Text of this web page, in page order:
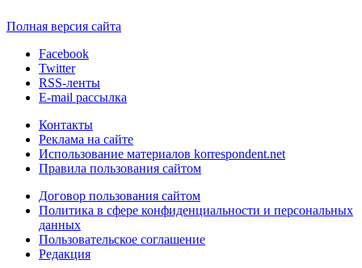
Полная версия сайта
Facebook
Twitter
RSS-ленты
E-mail рассылка
Контакты
Реклама на сайте
Использование материалов korrespondent.net
Правила пользования сайтом
Договор пользования сайтом
Политика в сфере конфиденциальности и персональных
данных
Пользовательское соглашение
Редакция